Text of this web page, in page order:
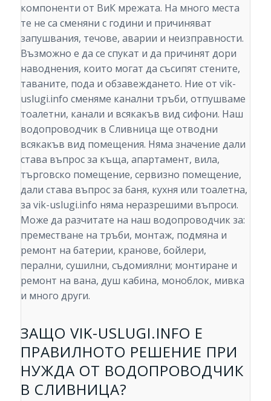
компоненти от ВиК мрежата. На много места
те не са сменяни с години и причиняват
запушвания, течове, аварии и неизправности.
Възможно е да се спукат и да причинят дори
наводнения, които могат да съсипят стените,
таваните, пода и обзавеждането. Ние от vik-
uslugi.info сменяме канални тръби, отпушваме
тоалетни, канали и всякакъв вид сифони. Наш
водопроводчик в Сливница ще отводни
всякакъв вид помещения. Няма значение дали
става въпрос за къща, апартамент, вила,
търговско помещение, сервизно помещение,
дали става въпрос за баня, кухня или тоалетна,
за vik-uslugi.info няма неразрешими въпроси.
Може да разчитате на наш водопроводчик за:
преместване на тръби, монтаж, подмяна и
ремонт на батерии, кранове, бойлери,
перални, сушилни, съдомиялни; монтиране и
ремонт на вана, душ кабина, моноблок, мивка
и много други.
ЗАЩО VIK-USLUGI.INFO Е
ПРАВИЛНОТО РЕШЕНИЕ ПРИ
НУЖДА ОТ ВОДОПРОВОДЧИК
В СЛИВНИЦА?